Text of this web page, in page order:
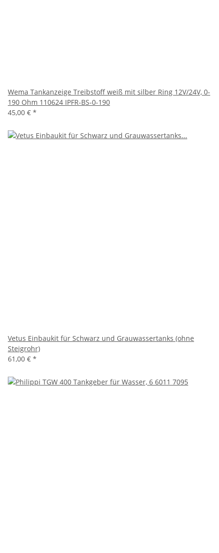
Wema Tankanzeige Treibstoff weiß mit silber Ring 12V/24V, 0-
190 Ohm 110624 IPFR-BS-0-190
45,00 € *
Vetus Einbaukit für Schwarz und Grauwassertanks (ohne
Steigrohr)
61,00 € *